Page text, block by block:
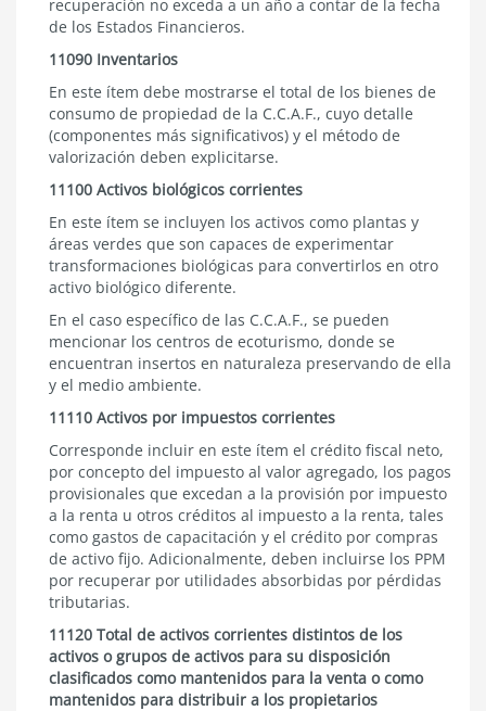
recuperación no exceda a un año a contar de la fecha
de los Estados Financieros.
11090 Inventarios
En este ítem debe mostrarse el total de los bienes de
consumo de propiedad de la C.C.A.F., cuyo detalle
(componentes más significativos) y el método de
valorización deben explicitarse.
11100 Activos biológicos corrientes
En este ítem se incluyen los activos como plantas y
áreas verdes que son capaces de experimentar
transformaciones biológicas para convertirlos en otro
activo biológico diferente.
En el caso específico de las C.C.A.F., se pueden
mencionar los centros de ecoturismo, donde se
encuentran insertos en naturaleza preservando de ella
y el medio ambiente.
11110 Activos por impuestos corrientes
Corresponde incluir en este ítem el crédito fiscal neto,
por concepto del impuesto al valor agregado, los pagos
provisionales que excedan a la provisión por impuesto
a la renta u otros créditos al impuesto a la renta, tales
como gastos de capacitación y el crédito por compras
de activo fijo. Adicionalmente, deben incluirse los PPM
por recuperar por utilidades absorbidas por pérdidas
tributarias.
11120 Total de activos corrientes distintos de los
activos o grupos de activos para su disposición
clasificados como mantenidos para la venta o como
mantenidos para distribuir a los propietarios